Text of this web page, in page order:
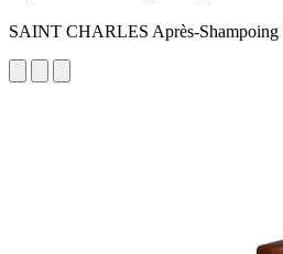
SAINT CHARLES Après-